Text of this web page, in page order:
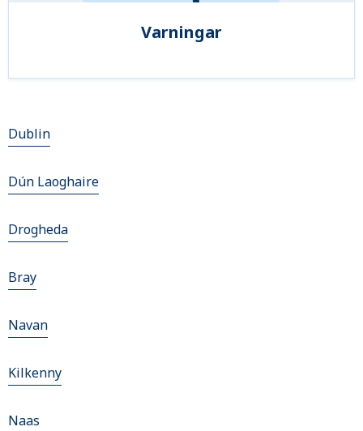
Varningar
Dublin
Dún Laoghaire
Drogheda
Bray
Navan
Kilkenny
Naas